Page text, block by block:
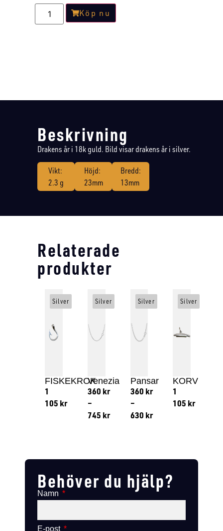
Köp nu
Beskrivning
Drakens år i 18k guld. Bild visar drakens år i silver.
Vikt:
2.3 g
Höjd:
23mm
Bredd:
13mm
Relaterade
produkter
FISKEKROK
1
105 kr
Silver
Venezia
360 kr
–
745 kr
Silver
Pansar
360 kr
–
630 kr
Silver
KORV
1
105 kr
Silver
Behöver du hjälp?
Namn
E-post